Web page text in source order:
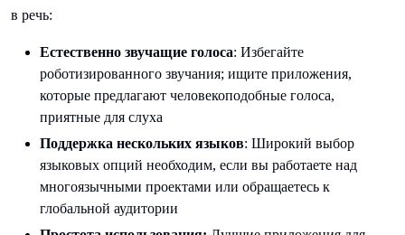
в речь:
Естественно звучащие голоса: Избегайте
роботизированного звучания; ищите приложения,
которые предлагают человекоподобные голоса,
приятные для слуха
Поддержка нескольких языков: Широкий выбор
языковых опций необходим, если вы работаете над
многоязычными проектами или обращаетесь к
глобальной аудитории